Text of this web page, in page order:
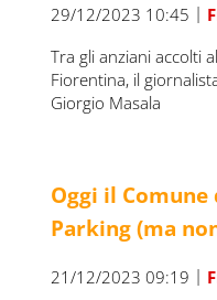
29/12/2023 10:45 |
Tra gli anziani accolti
Fiorentina, il
Giorgio Masala
Oggi il Comune
Parking (ma
21/12/2023 09:19 |